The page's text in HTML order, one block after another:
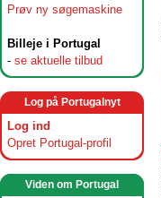
Prøv ny søgemaskine
Billeje i Portugal
- se aktuelle tilbud
Log på Portugalnyt
Log ind
Opret Portugal-profil
Viden om Portugal